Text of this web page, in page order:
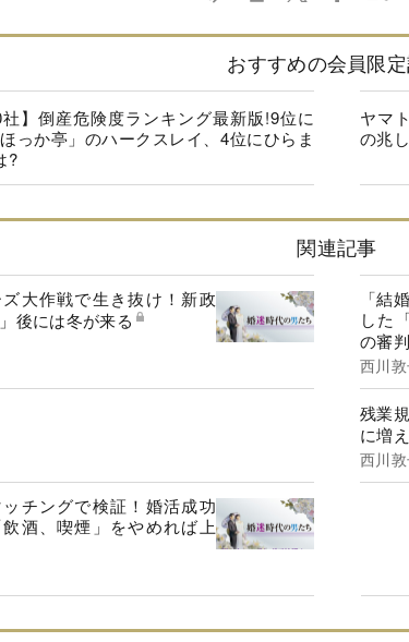
おすすめの会員限
社】倒産危険度ランキング最新版!9位に
ほっか亭」のハークスレイ、4位にひらま
?
ヤマ
の兆
関連記事
大作戦で生き抜け！新政
後には冬が来る
「結
した
の審判
西川
残業
に増
西川
チングで検証！婚活成功
酒、喫煙」をやめれば上